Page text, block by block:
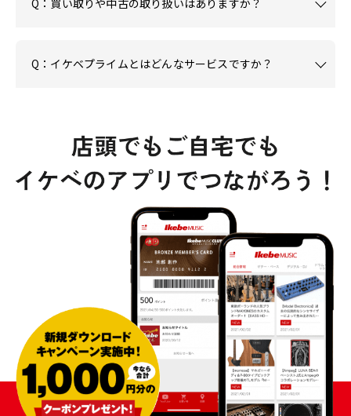
Q：イケベプライムとはどんなサービスですか？